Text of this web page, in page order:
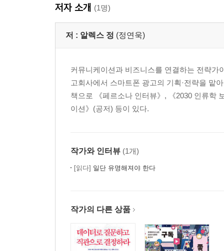
저자 소개 (1명)
저 : 알렉스 정 (정연욱)
커뮤니케이션과 비즈니스를 연결하는 전략
고회사에서 스마트폰 광고의 기획·전략을 맡
책으로 《페르소나 인터뷰》, 《2030 인류학
이션》(공저) 등이 있다.
작가와 인터뷰 (1개)
[읽다] 일단 유명해져야 한다
작가의 다른 상품